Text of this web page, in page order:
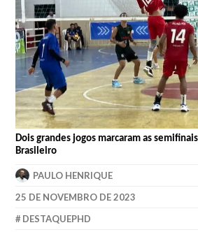
Dois grandes jogos marcaram as
Brasileiro
PAULO HENRIQUE
25 DE NOVEMBRO DE 2023
DESTAQUEPHD